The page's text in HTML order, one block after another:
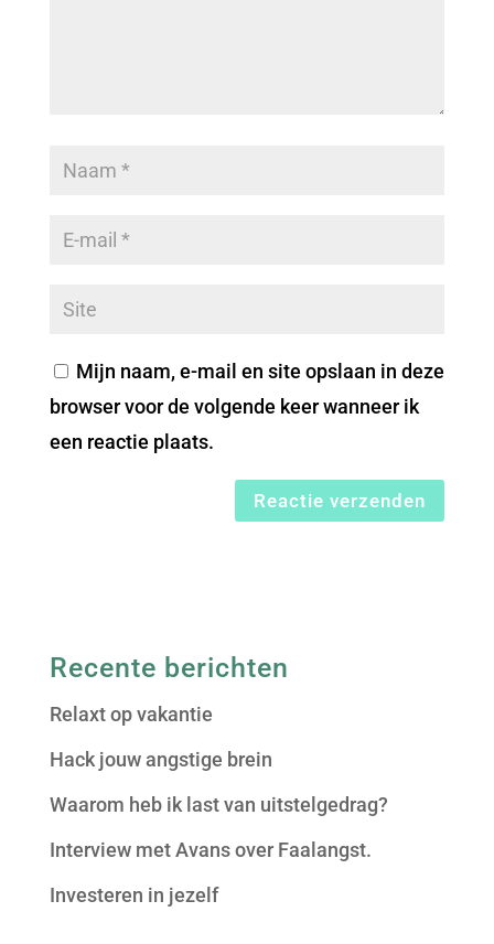
Mijn naam, e-mail en site opslaan in deze
browser voor de volgende keer wanneer ik
een reactie plaats.
Recente berichten
Relaxt op vakantie
Hack jouw angstige brein
Waarom heb ik last van uitstelgedrag?
Interview met Avans over Faalangst.
Investeren in jezelf